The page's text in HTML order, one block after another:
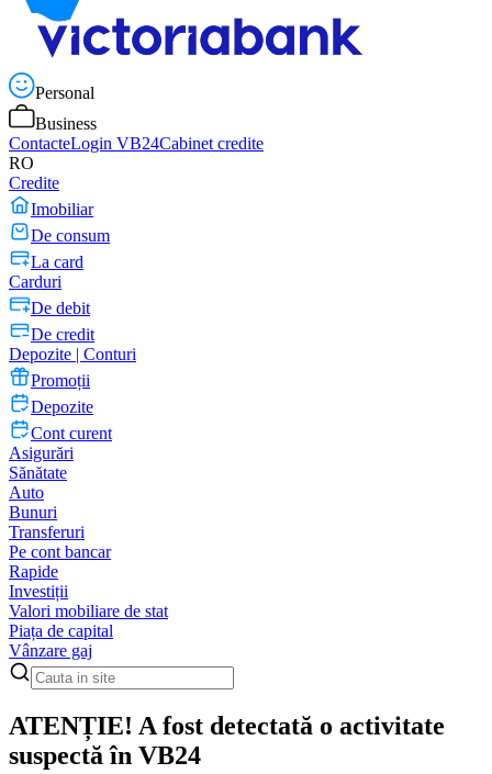
Personal
Business
ContacteLogin VB24Cabinet credite
RO
Credite
Imobiliar
De consum
La card
Carduri
De debit
De credit
Depozite | Conturi
Promoții
Depozite
Cont curent
Asigurări
Sănătate
Auto
Bunuri
Transferuri
Pe cont bancar
Rapide
Investiții
Valori mobiliare de stat
Piața de capital
Vânzare gaj
ATENȚIE! A fost detectată o activitate
suspectă în VB24